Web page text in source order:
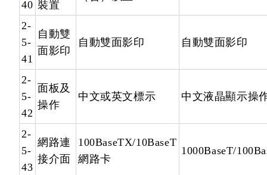
40 裝置
2-
5-
41
自動雙
面影印
自動雙面影印 自動雙面影印
2-
5-
42
面板及
操作
中文或英文標示 中文液晶顯示操
2-
5-
43
網路連
接介面
100BaseTX/10BaseT
網路卡
1000BaseT/